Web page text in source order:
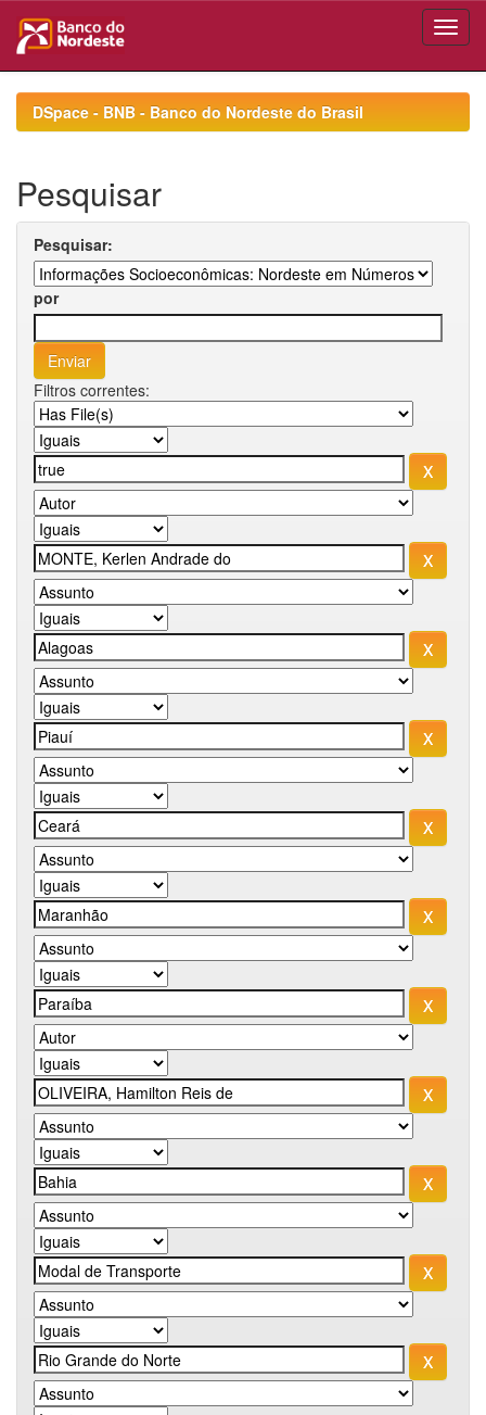
navigationDSpace - BNB - Banco do Nordeste do Brasil
Pesquisar
Pesquisar:
por
Filtros correntes: